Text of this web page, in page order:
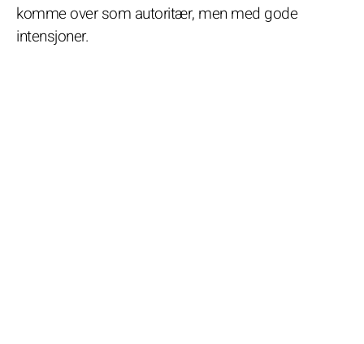
komme over som autoritær, men med gode
intensjoner.